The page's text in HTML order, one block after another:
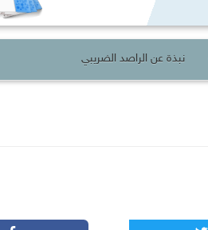
نبذة عن الراصد الضريبي